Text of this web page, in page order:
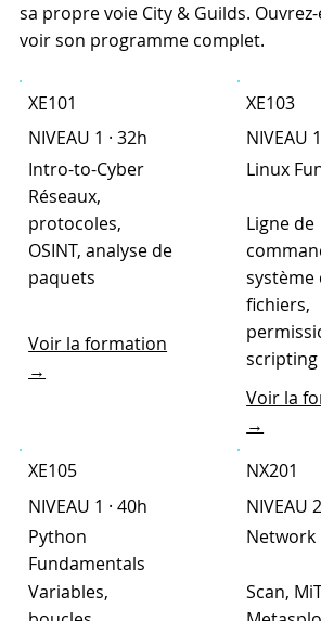
XE101
NIVEAU 1 · 32h
Intro-to-Cyber
Réseaux,
protocoles,
OSINT, analyse de
paquets
Voir la formation
→
XE103
NIVEAU
Linux
Ligne de
système
fichiers,
scripting
Voir la
→
XE105
NIVEAU 1 · 40h
Python
Fundamentals
Variables,
NX201
NIVEAU
Scan,
sa propre voie City & Guilds.
voir son programme complet.